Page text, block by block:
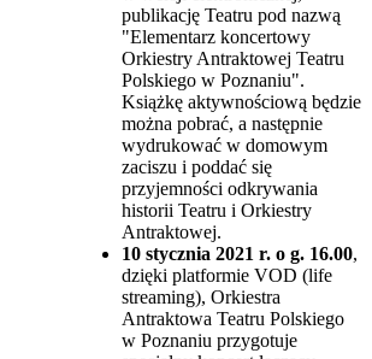
publikację Teatru pod nazwą
"Elementarz koncertowy
Orkiestry Antraktowej Teatru
Polskiego w Poznaniu".
Książkę aktywnościową będzie
można pobrać, a następnie
wydrukować w domowym
zaciszu i poddać się
przyjemności odkrywania
historii Teatru i Orkiestry
Antraktowej.
10 stycznia 2021 r. o g. 16.00,
dzięki platformie VOD (life
streaming), Orkiestra
Antraktowa Teatru Polskiego
w Poznaniu przygotuje